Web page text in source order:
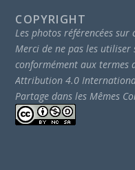
COPYRIGHT
Les photos référencées
Merci de ne pas les
conformément aux termes
Attribution 4.0
Partage dans les Mêmes